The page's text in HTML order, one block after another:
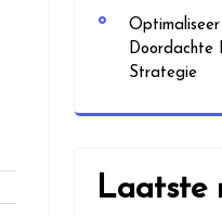
Doordachte
Strategie
Laatste